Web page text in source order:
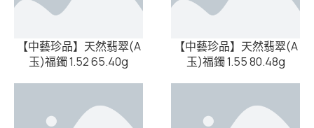
【中藝珍品】天然翡翠(A
玉)福鐲 1.52 65.40g
【中藝珍品】天然翡翠(A
玉)福鐲 1.55 80.48g